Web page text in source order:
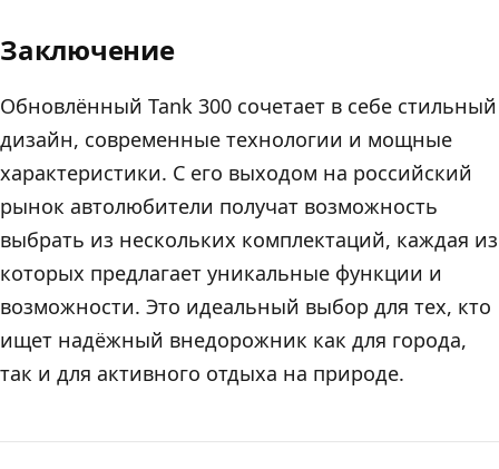
Заключение
Обновлённый Tank 300 сочетает в себе стильный
дизайн, современные технологии и мощные
характеристики. С его выходом на российский
рынок автолюбители получат возможность
выбрать из нескольких комплектаций, каждая из
которых предлагает уникальные функции и
возможности. Это идеальный выбор для тех, кто
ищет надёжный внедорожник как для города,
так и для активного отдыха на природе.